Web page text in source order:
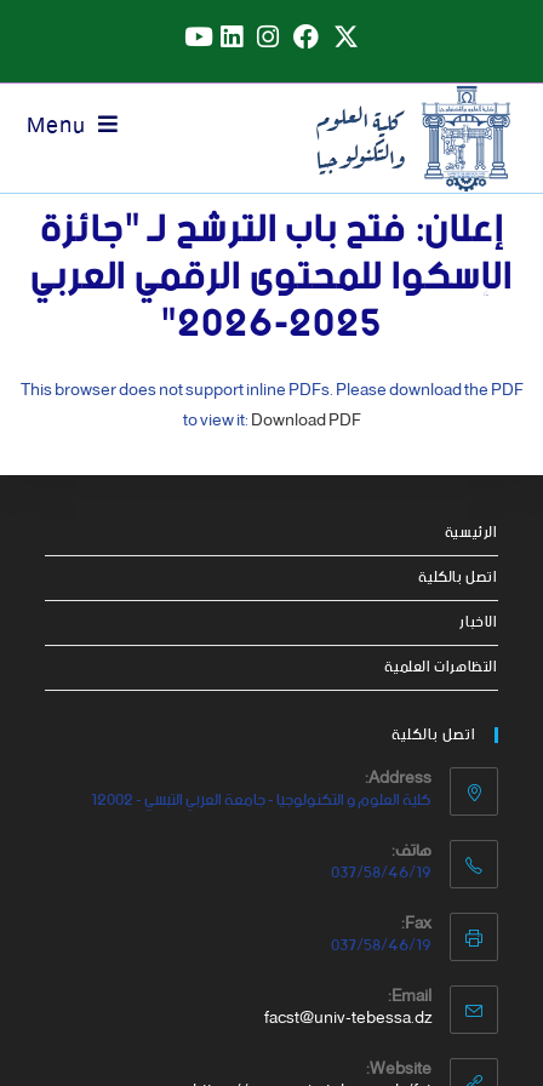
Menu
إعلان: فتح باب الترشح لـ "جائزة
الإسكوا للمحتوى الرقمي العربي
2025-2026"
This browser does not support inline PDFs. Please download the PDF
to view it:Download PDF
الرئيسية
اتصل بالكلية
الاخبار
التظاهرات العلمية
اتصل بالكلية
Address:
كلية العلوم و التكنولوجيا - جامعة العربي التبسي - 12002
هاتف:
037/58/46/19
Fax:
037/58/46/19
Email:
facst@univ-tebessa.dz
Website: